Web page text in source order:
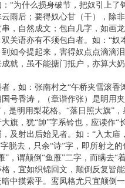
“为什么损身破节，把奴引上
雨后；要得奴心甘（干），除
，自然成文；包白几字，如画
关语亦有不须包白者。如：“
如今提起来，害得奴点点滴滴
就，虽不能搪门抵户，亦算大
，如：张南村之“午桥夹雪滚香
号香涛，（章谐作张）是眀用
是明用梨花格。“落日照大旗”
旗，犹“帥”字系铃也，应读作“
及射出后始见者。如：“入太庙
脱去，只余“诗”字，即所射之
”，谓颠倒“鱼雁”二字，而瞒去“
，宜如织锦回文，颠倒反复皆
中摸索乎。鸾凤格尤只宜颠倒